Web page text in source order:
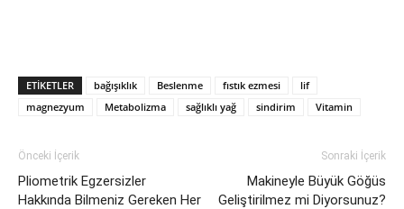
ETIKETLER bağışıklık Beslenme fıstık ezmesi
lif
magnezyum
Metabolizma sağlıklı yağ sindirim Vitamin
Önceki İçerik
Pliometrik Egzersizler
Hakkında Bilmeniz Gereken Her
Sonraki İçerik
Makineyle Büyük Göğüs
Geliştirilmez mi Diyorsunuz?